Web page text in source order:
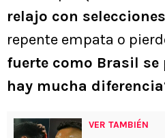
relajo con
repente empata o
fuerte como Brasil
hay mucha diferencia
VER TAMBIÉN